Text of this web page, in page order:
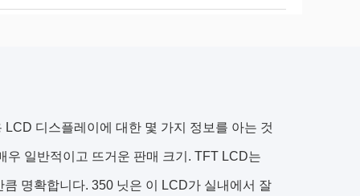
디스플레이에 대한 몇 가지 정보를 아는 것
일반적이고 뜨거운 판매 크기. TFT LCD는
명확합니다. 350 닛은 이 LCD가 실내에서 잘